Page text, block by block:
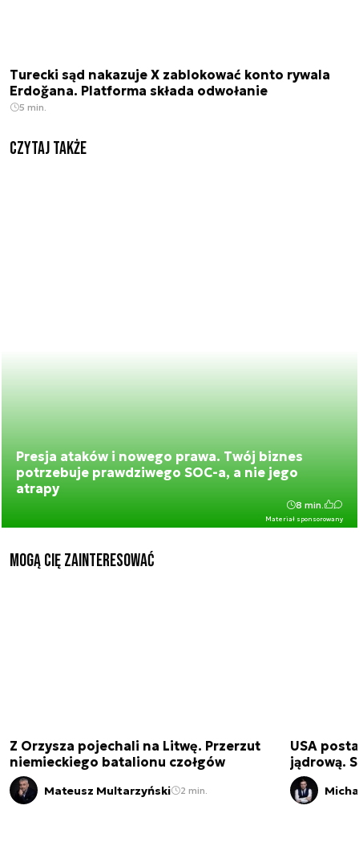
Turecki sąd nakazuje X zablokować konto rywala
Erdoğana. Platforma składa odwołanie
5 min.
Czytaj także
Presja ataków i nowego prawa. Twój biznes
potrzebuje prawdziwego SOC-a, a nie jego
atrapy
Materiał sponsorowany
8 min.
Mogą Cię zainteresować
Z Orzysza pojechali na Litwę. Przerzut
niemieckiego batalionu czołgów
Mateusz Multarzyński 2 min.
USA
jądrową.